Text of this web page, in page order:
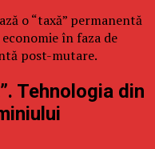
o “taxă” permanentă
în faza de
post-mutare.
Tehnologia din